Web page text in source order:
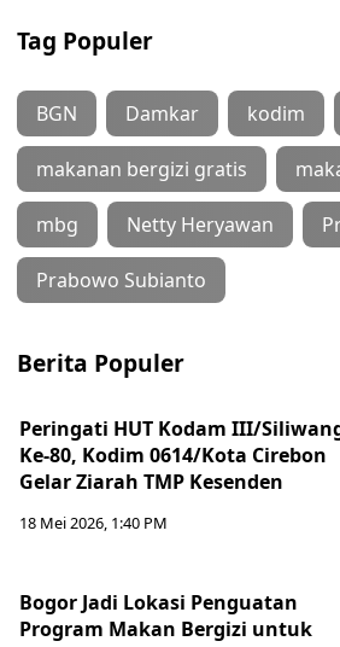
Tag Populer
BGN Damkar kodim
makanan bergizi gratis
mbg Netty Heryawan
Prabowo Subianto
Berita Populer
Peringati HUT Kodam III/
Ke-80, Kodim 0614/Kota Cirebon
Gelar Ziarah TMP Kesenden
18 Mei 2026, 1:40 PM
Bogor Jadi Lokasi Penguatan
Program Makan Bergizi untuk